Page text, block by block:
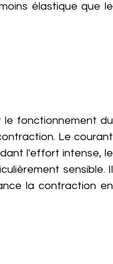
élastique que le
le fonctionnement du
Le courant
l'effort intense, le
sensible. Il
la contraction en